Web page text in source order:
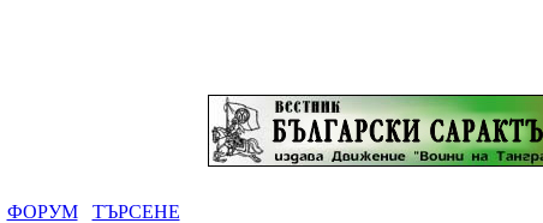
ФОРУМ
ТЪРСЕНЕ